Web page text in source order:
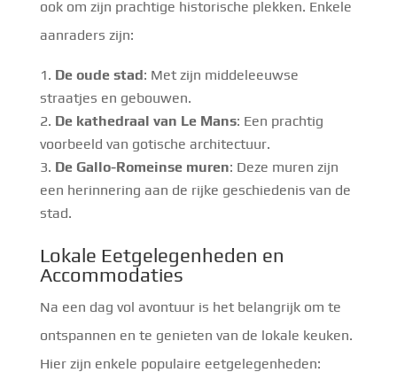
ook om zijn prachtige historische plekken. Enkele
aanraders zijn:
De oude stad: Met zijn middeleeuwse
straatjes en gebouwen.
De kathedraal van Le Mans: Een prachtig
voorbeeld van gotische architectuur.
De Gallo-Romeinse muren: Deze muren zijn
een herinnering aan de rijke geschiedenis van de
stad.
Lokale Eetgelegenheden en
Accommodaties
Na een dag vol avontuur is het belangrijk om te
ontspannen en te genieten van de lokale keuken.
Hier zijn enkele populaire eetgelegenheden: